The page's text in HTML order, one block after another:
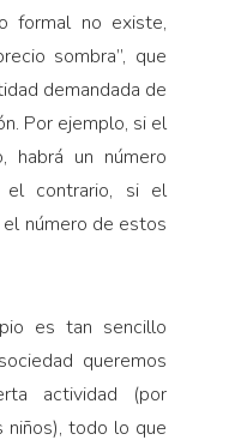
formal no existe,
sombra”, que
demandada de
Por ejemplo, si el
habrá un número
el contrario, si el
número de estos
es tan sencillo
queremos
actividad (por
todo lo que